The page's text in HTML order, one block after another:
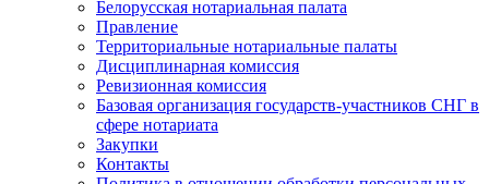
Белорусская нотариальная палата
Правление
Территориальные нотариальные палаты
Дисциплинарная комиссия
Ревизионная комиссия
Базовая организация государств-участников СНГ в
сфере нотариата
Закупки
Контакты